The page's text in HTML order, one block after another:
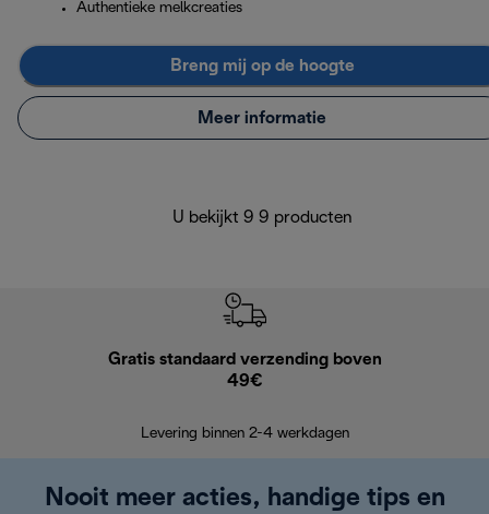
Authentieke melkcreaties
Breng mij op de hoogte
Meer informatie
U bekijkt 9 9 producten
Gratis standaard verzending boven
49€
Levering binnen 2-4 werkdagen
Nooit meer acties, handige tips en